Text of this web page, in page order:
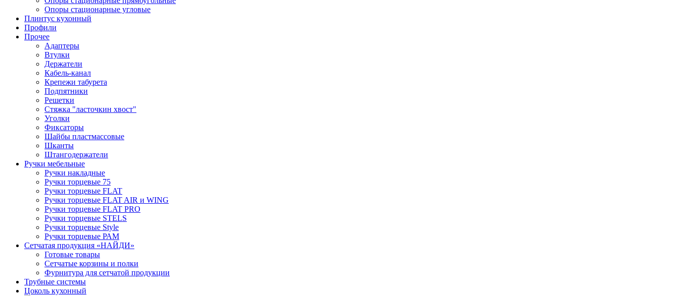
Опоры стационарные угловые
Плинтус кухонный
Профили
Прочее
Адаптеры
Втулки
Держатели
Кабель-канал
Крепежи табурета
Подпятники
Решетки
Стяжка "ласточкин хвост"
Уголки
Фиксаторы
Шайбы пластмассовые
Шканты
Штангодержатели
Ручки мебельные
Ручки накладные
Ручки торцевые 75
Ручки торцевые FLAT
Ручки торцевые FLAT AIR и WING
Ручки торцевые FLAT PRO
Ручки торцевые STELS
Ручки торцевые Style
Ручки торцевые РАМ
Сетчатая продукция «НАЙДИ»
Готовые товары
Сетчатые корзины и полки
Фурнитура для сетчатой продукции
Трубные системы
Цоколь кухонный